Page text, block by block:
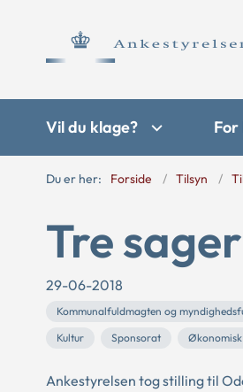
Vil du klage? For
Du er her: Forside Tilsyn
Tre
29-06-2018
Kommunalfuldmagten og
Kultur
Sponsorat
Ankestyrelsen tog stilling til